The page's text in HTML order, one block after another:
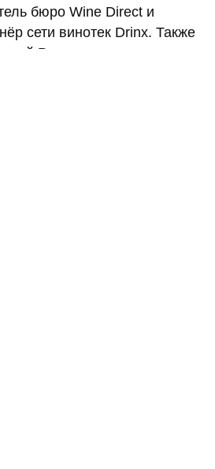
бюро Wine Direct и
сети винотек Drinx. Также
России по слепому